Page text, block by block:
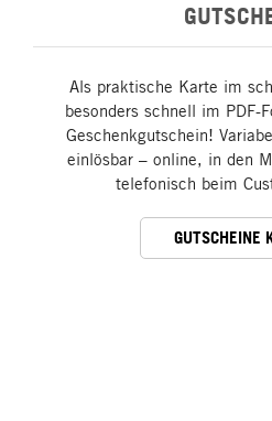
Als praktische Karte im
besonders schnell im PDF-
Geschenkgutschein!
einlösbar – online, in den
telefonisch beim
GUTSCHEINE